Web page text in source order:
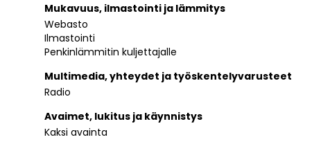
Mukavuus, ilmastointi ja lämmitys
Webasto
Ilmastointi
Penkinlämmitin kuljettajalle
Multimedia, yhteydet ja työskentelyvarusteet
Radio
Avaimet, lukitus ja käynnistys
Kaksi avainta